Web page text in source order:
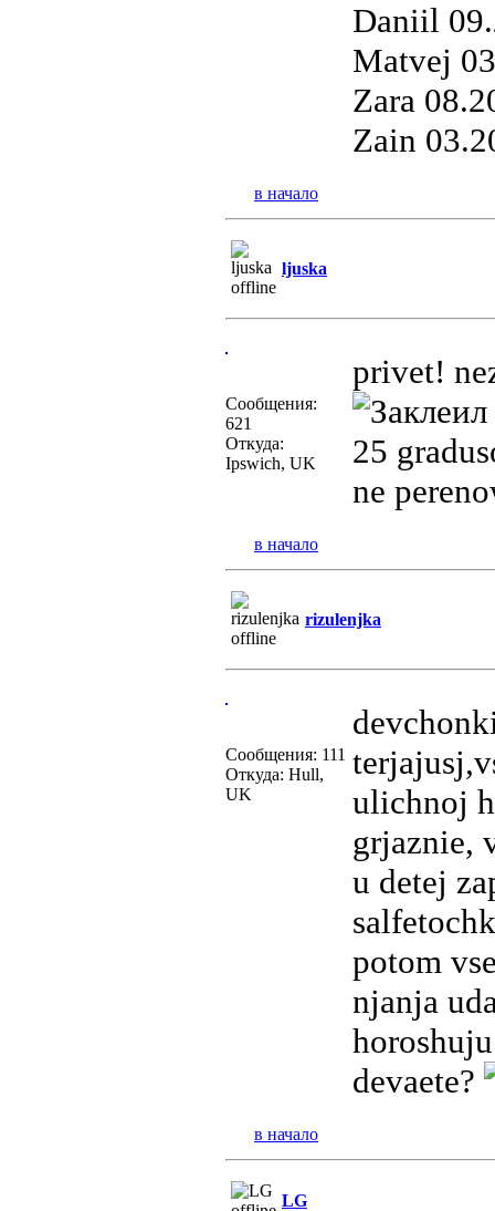
Daniil
Matvej
Zara
Zain
в начало
ljuska
Сообщения:
621
Откуда:
Ipswich, UK
privet!
25
ne
в начало
rizulenjka
Сообщения: 111
Откуда: Hull,
UK
ulichnoj
grjaznie,
u detej
potom
njanja
devaete?
в начало
LG